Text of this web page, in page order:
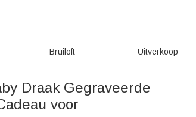
Bruiloft Uitverkoop
Draak Gegraveerde
voor